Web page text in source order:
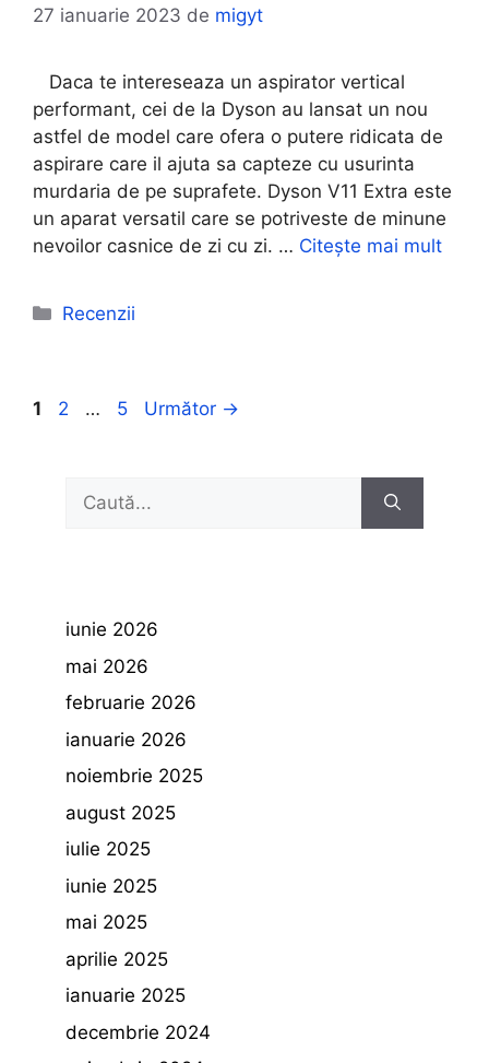
27 ianuarie 2023 de migyt
Daca te intereseaza un aspirator vertical
performant, cei de la Dyson au lansat un nou
astfel de model care ofera o putere ridicata de
aspirare care il ajuta sa capteze cu usurinta
murdaria de pe suprafete. Dyson V11 Extra este
un aparat versatil care se potriveste de minune
nevoilor casnice de zi cu zi. … Citește mai mult
Categorii
Recenzii
Pagina
1 Pagina
2 … Pagina
5 Următor →
Caută
iunie 2026
mai 2026
februarie 2026
ianuarie 2026
noiembrie 2025
august 2025
iulie 2025
iunie 2025
mai 2025
aprilie 2025
ianuarie 2025
decembrie 2024